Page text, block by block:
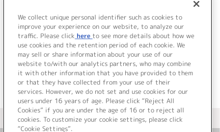
JP
＜ カタログサイト トップページへ
We collect unique personal identifier such as cookies to
improve your experience on our website, to analyze our
traffic. Please click here to see more details about how we
use cookies and the retention period of each cookie. We
may sell or share information about your use of our
website to/with our analytics partners, who may combine
it with other information that you have provided to them
or that they have collected from your use of their
services. However, we do not set and use cookies for our
users under 16 years of age. Please click “Reject All
Cookies” if you are under the age of 16 or to reject all
cookies. To customize your cookie settings, please click
“Cookie Settings”.